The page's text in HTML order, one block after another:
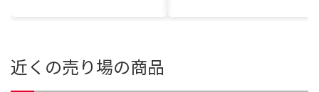
近くの売り場の商品